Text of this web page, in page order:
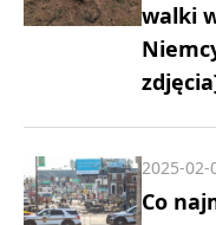
walki
Co
2025-02-